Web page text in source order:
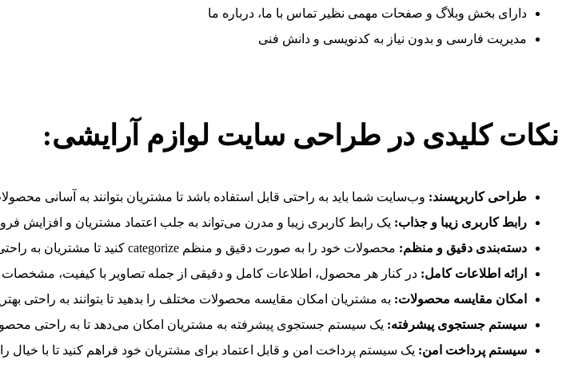
دارای بخش وبلاگ و صفحات مهمی نظیر تماس با ما، درباره ما
مدیریت فارسی و بدون نیاز به کدنویسی و دانش فنی
نکات کلیدی در طراحی سایت لوازم آرایشی:
طراحی کاربرپسند: وب‌سایت شما باید به راحتی قابل استفاده باشد تا مشتریان بتوانند به آسانی
رابط کاربری زیبا و جذاب: یک رابط کاربری زیبا و مدرن می‌تواند به جلب اعتماد مشتریان و افزایش
دسته‌بندی دقیق و منظم: محصولات خود را به صورت دقیق و منظم categorize کنید تا مشتریان به راحتی بتوانند محصول مورد نظر خود را پیدا کنند.
ارائه اطلاعات کامل: در کنار هر محصول، اطلاعات کامل و دقیقی از جمله تصاویر با کیفیت، مشخصات
امکان مقایسه محصولات: به مشتریان امکان مقایسه محصولات مختلف را بدهید تا بتوانند به راحتی
سیستم جستجوی پیشرفته: یک سیستم جستجوی پیشرفته به مشتریان امکان می‌دهد تا به راحتی
سیستم پرداخت امن: یک سیستم پرداخت امن و قابل اعتماد برای مشتریان خود فراهم کنید تا با خیال